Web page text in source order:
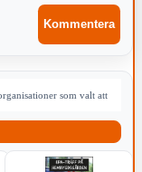
som valt att